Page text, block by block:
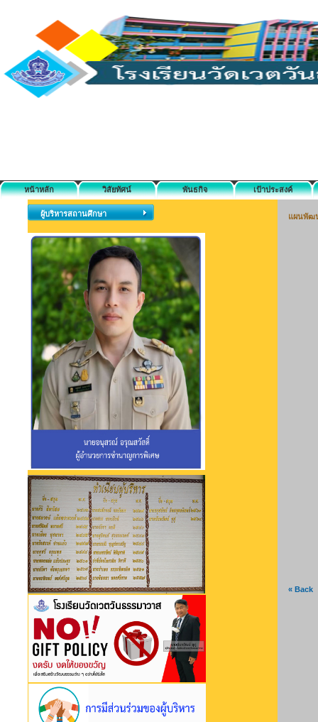
หน้าหลัก วิสัยทัศน์ พันธกิจ เป้าประสงค์
ผู้บริหารสถานศึกษา แผนพัฒ
« Back